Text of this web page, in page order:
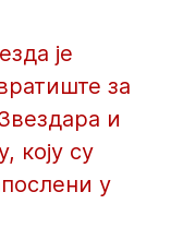
је
за
и
коју су
у